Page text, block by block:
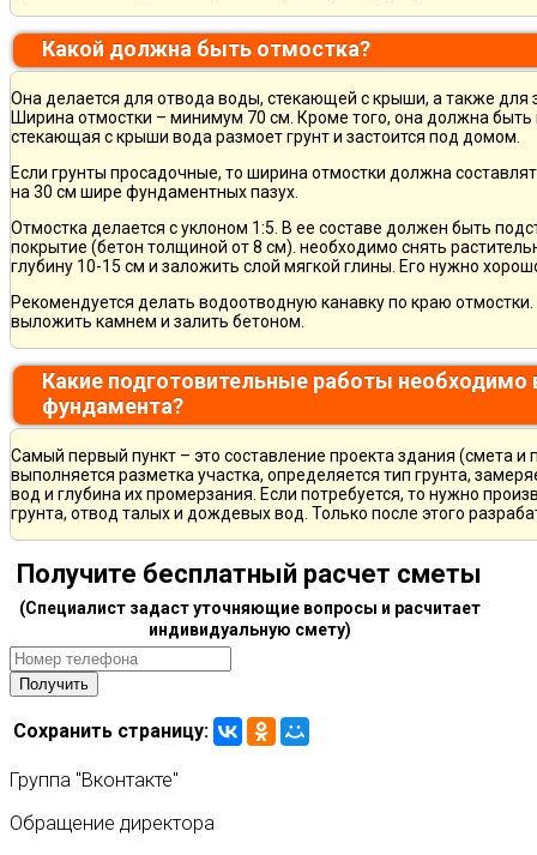
Какой должна быть отмостка?
Она делается для отвода воды, стекающей с крыши, а также для
Ширина отмостки – минимум 70 см. Кроме того, она должна быть
стекающая с крыши вода размоет грунт и застоится под домом.
Если грунты просадочные, то ширина отмостки должна
на 30 см шире фундаментных пазух.
Отмостка делается с уклоном 1:5. В ее составе должен быть
покрытие (бетон толщиной от 8 см). необходимо снять
глубину 10-15 см и заложить слой мягкой глины. Его нужно
Рекомендуется делать водоотводную канавку по краю
выложить камнем и залить бетоном.
Какие подготовительные работы необходимо
фундамента?
Самый первый пункт – это составление проекта здания (смета
выполняется разметка участка, определяется тип грунта,
вод и глубина их промерзания. Если потребуется, то нужно
грунта, отвод талых и дождевых вод. Только после этого
Получите бесплатный расчет сметы
(Специалист задаст уточняющие вопросы и расчитает
индивидуальную смету)
Сохранить страницу:
Группа "Вконтакте"
Обращение директора